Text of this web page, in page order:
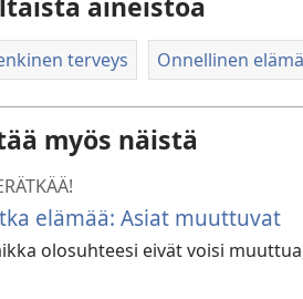
terveys Onnellinen elämä
myös näistä
elämää: Asiat muuttuvat
olosuhteesi eivät voisi